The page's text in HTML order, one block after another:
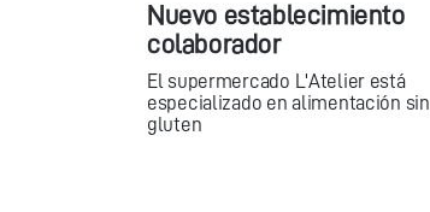
Nuevo establecimiento
colaborador
El supermercado L'Atelier está
especializado en alimentación sin
gluten